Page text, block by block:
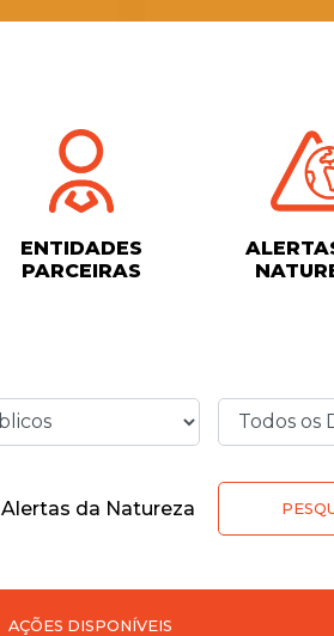
ENTIDADES
PARCEIRAS
Alertas da Natureza
AÇÕES DISPONÍVEIS